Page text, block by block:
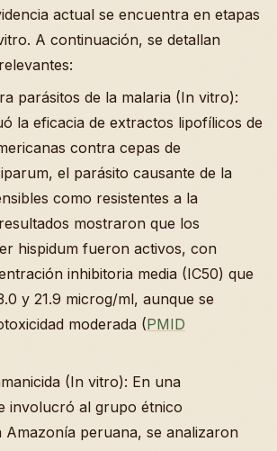
actual se encuentra en etapas
A continuación, se detallan
parásitos de la malaria (In vitro):
la eficacia de extractos lipofílicos de
contra cepas de
el parásito causante de la
como resistentes a la
mostraron que los
hispidum fueron activos, con
inhibitoria media (IC50) que
y 21.9 microg/ml, aunque se
moderada (PMID
(In vitro): En una
involucró al grupo étnico
Amazonía peruana, se analizaron